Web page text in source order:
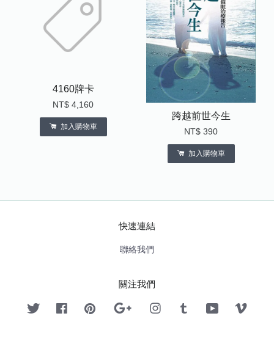
4160牌卡
NT$ 4,160
加入購物車
跨越前世今生
NT$ 390
加入購物車
快速連結
聯絡我們
關注我們
Twitter FacebookPinterest Google InstagramTumblr YouTube